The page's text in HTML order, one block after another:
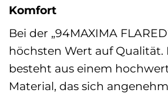
Komfort
Bei der „94MAXIMA
höchsten Wert auf Qualität.
besteht aus einem
Material, das sich